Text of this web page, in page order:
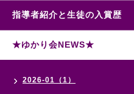
指導者紹介と生徒の入賞歴
★ゆかり会NEWS★
2026-01（1）